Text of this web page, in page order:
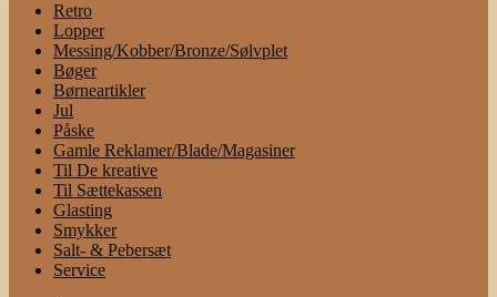
Retro
Lopper
Messing/Kobber/Bronze/Sølvplet
Bøger
Børneartikler
Jul
Påske
Gamle Reklamer/Blade/Magasiner
Til De kreative
Til Sættekassen
Glasting
Smykker
Salt- & Pebersæt
Service